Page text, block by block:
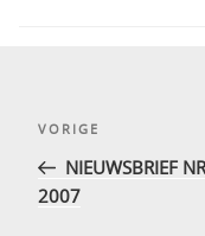
Vorig
bericht
VORIGE
NIEUWSBRIEF
2007